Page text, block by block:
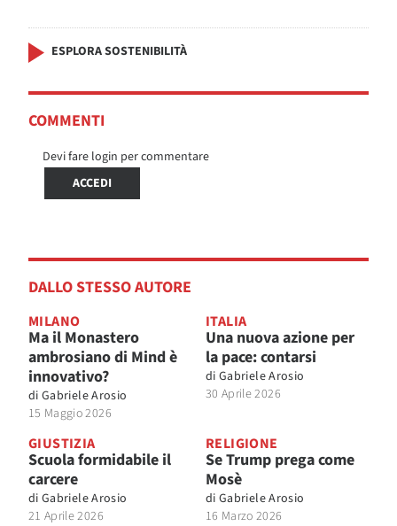
ESPLORA SOSTENIBILITÀ
COMMENTI
Devi fare login per commentare
ACCEDI
DALLO STESSO AUTORE
MILANO
Ma il Monastero
ambrosiano di Mind è
innovativo?
di Gabriele Arosio
15 Maggio 2026
ITALIA
Una nuova azione per
la pace: contarsi
di Gabriele Arosio
30 Aprile 2026
GIUSTIZIA
Scuola formidabile il
carcere
di Gabriele Arosio
21 Aprile 2026
RELIGIONE
Se Trump prega come
Mosè
di Gabriele Arosio
16 Marzo 2026